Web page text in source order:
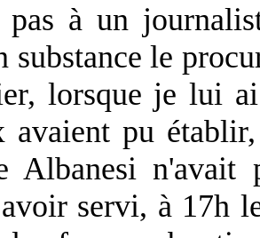
pas à un
substance le
lorsque je lui
avaient pu
Albanesi
servi, à 17h